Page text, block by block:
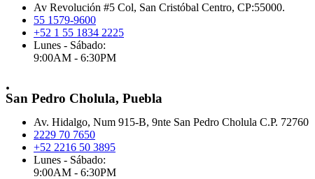
Av Revolución #5 Col, San Cristóbal Centro, CP:55000.
55 1579-9600
+52 1 55 1834 2225
Lunes - Sábado:
9:00AM - 6:30PM
.
San Pedro Cholula, Puebla
Av. Hidalgo, Num 915-B, 9nte San Pedro Cholula C.P. 72760
2229 70 7650
+52 2216 50 3895
Lunes - Sábado:
9:00AM - 6:30PM